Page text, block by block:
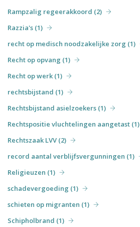
Rampzalig regeerakkoord (2)
Razzia's (1)
recht op medisch noodzakelijke zorg (1)
Recht op opvang (1)
Recht op werk (1)
rechtsbijstand (1)
Rechtsbijstand asielzoekers (1)
Rechtspositie vluchtelingen aangetast (1)
Rechtszaak LVV (2)
record aantal verblijfsvergunningen (1)
Religieuzen (1)
schadevergoeding (1)
schieten op migranten (1)
Schipholbrand (1)